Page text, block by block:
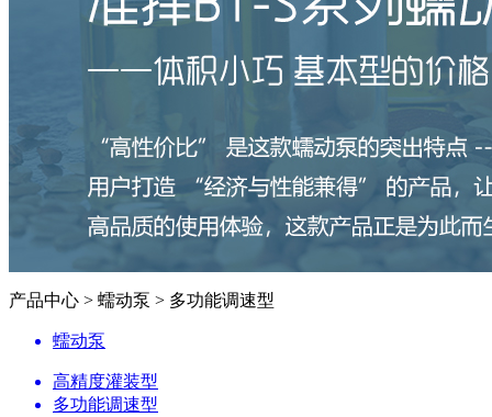
产品中心 > 蠕动泵 > 多功能调速型
蠕动泵
高精度灌装型
多功能调速型